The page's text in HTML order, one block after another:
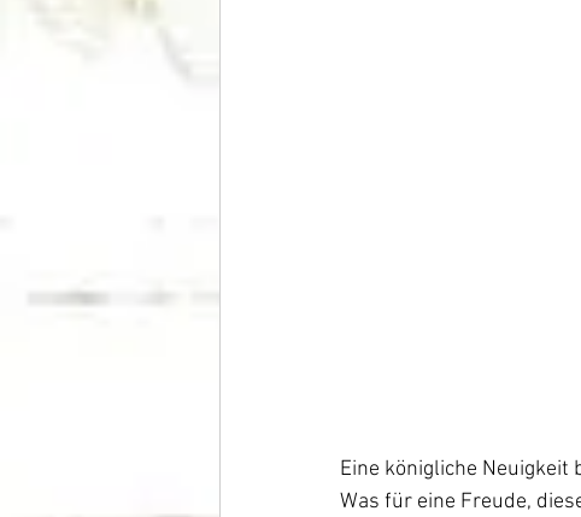
Eine königliche Neuigkeit
Was für eine Freude,